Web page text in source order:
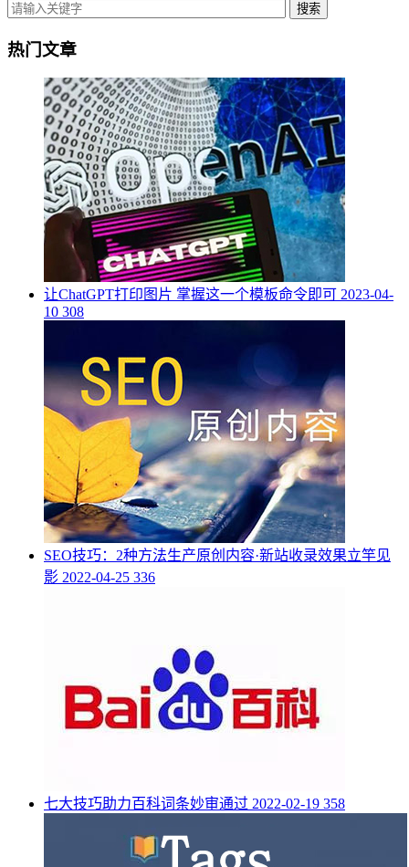
搜索
热门文章
让ChatGPT打印图片 掌握这一个模板命令即可 2023-04-
10 308
SEO技巧：2种方法生产原创内容·新站收录效果立竿见
影 2022-04-25 336
七大技巧助力百科词条妙审通过 2022-02-19 358